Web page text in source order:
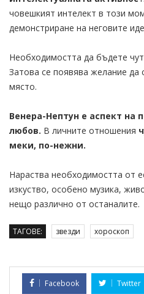
човешкият интелект в този
демонстриране на неговите
Необходимостта да бъдете
Затова се появява желание да
място.
Венера-Нептун е аспект на
любов. В личните отношения
меки, по-нежни.
Нараства необходимостта от
изкуство, особено музика,
нещо различно от останалите.
ТАГОВЕ: звезди хороскоп
Facebook Twitter